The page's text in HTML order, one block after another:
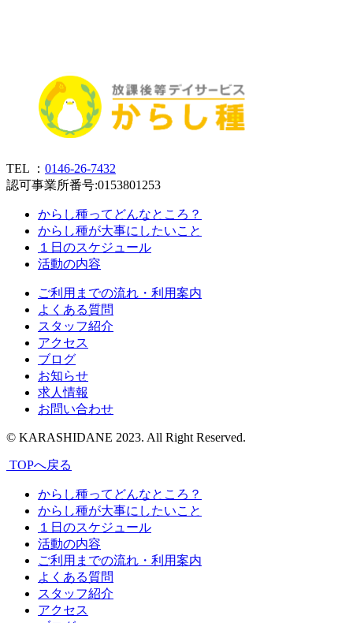
TEL ： 0146-26-7432
認可事業所番号:0153801253
からし種ってどんなところ？
からし種が大事にしたいこと
１日のスケジュール
活動の内容
ご利用までの流れ・利用案内
よくある質問
スタッフ紹介
アクセス
ブログ
お知らせ
求人情報
お問い合わせ
© KARASHIDANE 2023. All Right Reserved.
TOPへ戻る
からし種ってどんなところ？
からし種が大事にしたいこと
１日のスケジュール
活動の内容
ご利用までの流れ・利用案内
よくある質問
スタッフ紹介
アクセス